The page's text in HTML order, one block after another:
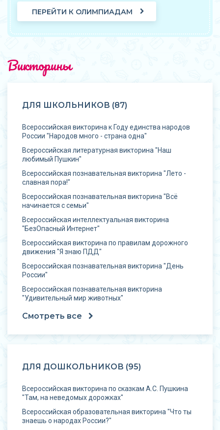
ПЕРЕЙТИ К ОЛИМПИАДАМ
Викторины
ДЛЯ ШКОЛЬНИКОВ (87)
Всероссийская викторина к Году единства народов
России "Народов много - страна одна"
Всероссийская литературная викторина "Наш
любимый Пушкин"
Всероссийская познавательная викторина "Лето -
славная пора!"
Всероссийская познавательная викторина "Всё
начинается с семьи"
Всероссийская интеллектуальная викторина
"БезОпасный Интернет"
Всероссийская викторина по правилам дорожного
движения "Я знаю ПДД"
Всероссийская познавательная викторина "День
России"
Всероссийская познавательная викторина
"Удивительный мир животных"
Смотреть все
ДЛЯ ДОШКОЛЬНИКОВ (95)
Всероссийская викторина по сказкам А.С. Пушкина
"Там, на неведомых дорожках"
Всероссийская образовательная викторина "Что ты
знаешь о народах России?"